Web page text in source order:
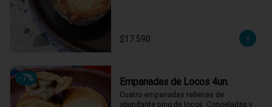
$17.590
-7% Empanadas de Locos 4un.
Cuatro empanadas rellenas de
abundante pino de locos. Congeladas y